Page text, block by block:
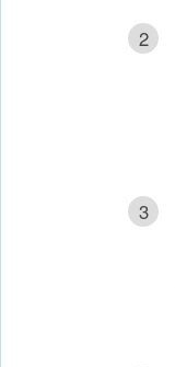
2
3